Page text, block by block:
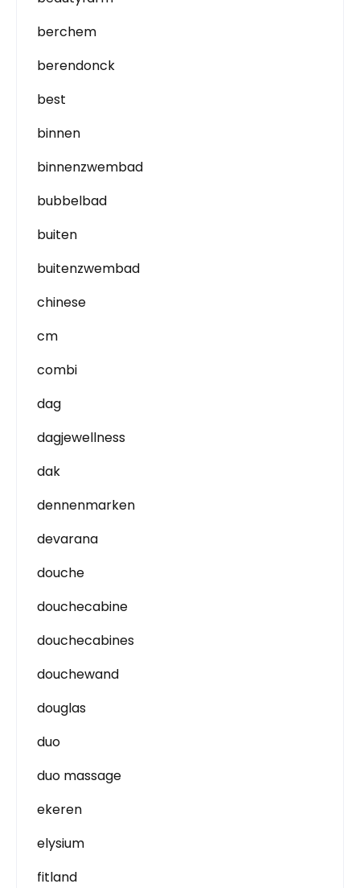
berchem
berendonck
best
binnen
binnenzwembad
bubbelbad
buiten
buitenzwembad
chinese
cm
combi
dag
dagjewellness
dak
dennenmarken
devarana
douche
douchecabine
douchecabines
douchewand
douglas
duo
duo massage
ekeren
elysium
fitland